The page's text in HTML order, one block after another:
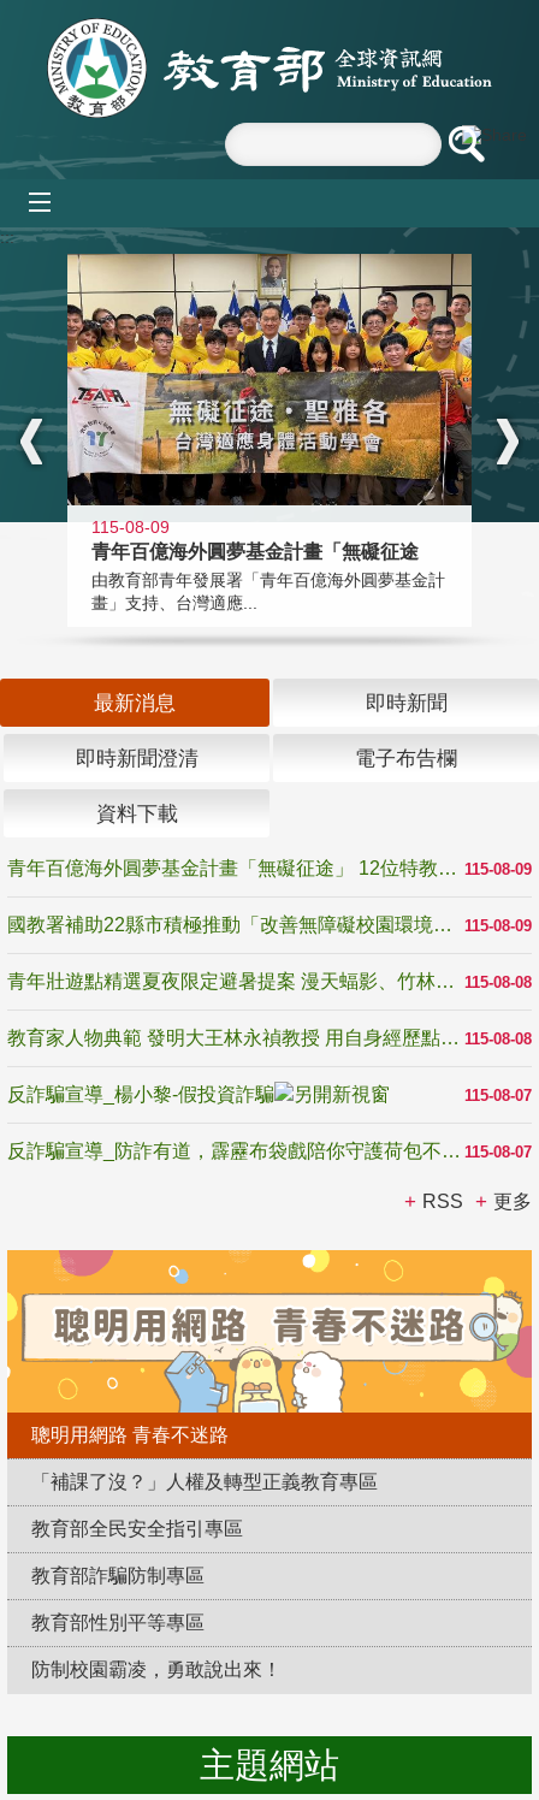
跳到主要內容區塊
:::
115-08-09
青年百億海外圓夢基金計畫「無礙征途
由教育部青年發展署「青年百億海外圓夢基金計
畫」支持、台灣適應...
最新消息 即時新聞
即時新聞澄清 電子布告欄
資料下載
115-08-09
青年百億海外圓夢基金計畫「無礙征途」 12位特教與弱勢青年勇闖西班牙 跨越感官限制見證生命蛻變
115-08-09
國教署補助22縣市積極推動「改善無障礙校園環境計畫」 打造友善、安全、無礙學習空間
115-08-08
青年壯遊點精選夏夜限定避暑提案 漫天蝠影、竹林尋蛙、茶香夜觀 邀青年暮色出發
115-08-08
教育家人物典範 發明大王林永禎教授 用自身經歷點亮學生的路
115-08-07
反詐騙宣導_楊小黎-假投資詐騙
115-08-07
反詐騙宣導_防詐有道，霹靂布袋戲陪你守護荷包不受騙
RSS 更多
聰明用網路 青春不迷路
「補課了沒？」人權及轉型正義教育專區
教育部全民安全指引專區
教育部詐騙防制專區
教育部性別平等專區
防制校園霸凌，勇敢說出來！
主題網站